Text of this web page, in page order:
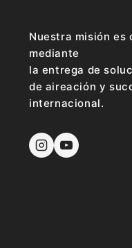
Nuestra misión
mediante
la entrega de
de aireación y
internacional.